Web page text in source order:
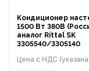
Кондиционер
1500 Вт 380В
аналог Rittal SK
3305540/3305140
Цена с НДС